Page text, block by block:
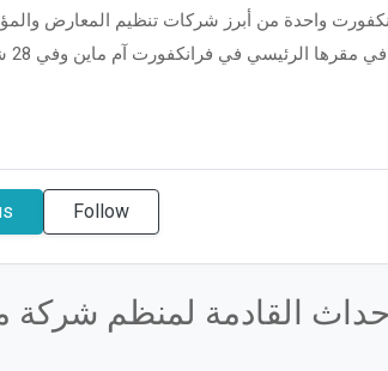
واحدة من أبرز شركات تنظيم المعارض
Follow
القادمة لمنظم